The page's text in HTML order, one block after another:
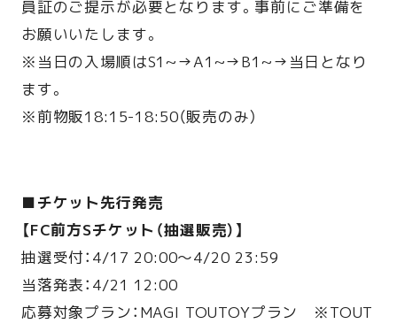
員証のご提示が必要となります。事前にご準備を
お願いいたします。
※当日の入場順はS1~→A1~→B1~→当日となり
ます。
※前物販18:15-18:50（販売のみ）
■チケット先行発売
【FC前方Sチケット（抽選販売）】
抽選受付：4/17 20:00〜4/20 23:59
当落発表：4/21 12:00
応募対象プラン：MAGI TOUTOYプラン ※TOUT